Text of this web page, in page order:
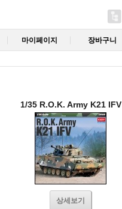
마이페이지 장바구니
1/35 R.O.K. Army K21 IFV
상세보기